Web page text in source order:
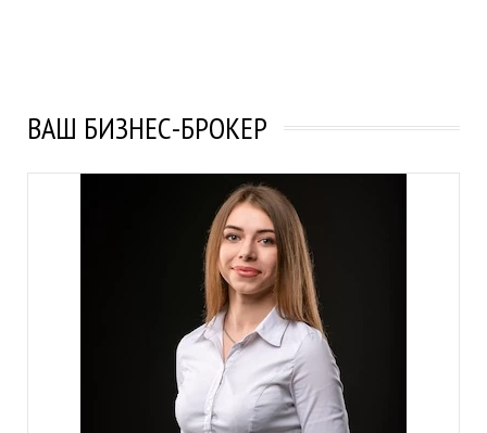
ВАШ БИЗНЕС-БРОКЕР